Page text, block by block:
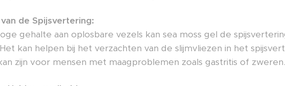
de Spijsvertering:
gehalte aan oplosbare vezels kan sea moss gel de
kan helpen bij het verzachten van de slijmvliezen in het
zijn voor mensen met maagproblemen zoals gastritis of zweren.